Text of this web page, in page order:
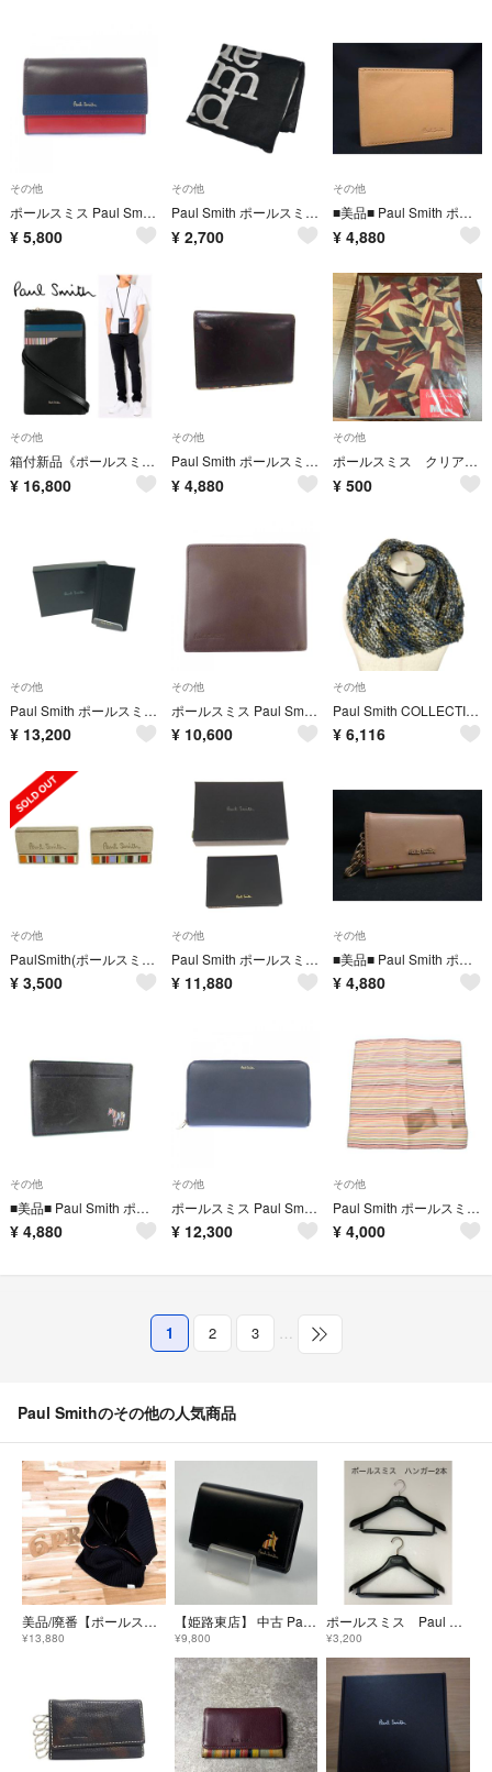
その他
ポールスミス Paul Smith CARD CASE
¥ 5,800
その他
Paul Smith ポールスミス 小物類（その他） 黒 【古着】【中古】【送料無料】
¥ 2,700
その他
■美品■ Paul Smith ポールスミス レザー カードケース カード入れ パスケース 定期入れ レディース ベージュ系 DN2768
¥ 4,880
その他
箱付新品《ポールスミス》レザーフラグメントケース スマホショルダー ユニセックス
¥ 16,800
その他
Paul Smith ポールスミス レザー カードケース パスケース カード入れ 定期入れ メンズ レディース ブラウン系 DN0415
¥ 4,880
その他
ポールスミス クリアファイル
¥ 500
その他
Paul Smith ポールスミス ユニセックス 6連 キーケース マルチストライプ M1A-1981X-BMULTS ブラック
¥ 13,200
その他
ポールスミス Paul Smith WALLET
¥ 10,600
その他
Paul Smith COLLECTION(ポールスミスコレクション) メンズ
¥ 6,116
その他
PaulSmith(ポールスミス) カフス シルバー×オレンジ×マルチ マルチストライプ
¥ 3,500
その他
Paul Smith ポールスミス カードケース M1A-4776-AMULTI ブラック
¥ 11,880
その他
■美品■ Paul Smith ポールスミス レザー フラワー 花柄 4連 キーケース 鍵入れ レディース ベージュ系 DM5270
¥ 4,880
その他
■美品■ Paul Smith ポールスミス ゼブラ レザー カードケース カード入れ パスケース 定期入れ レディース ブラック系 DM4170
¥ 4,880
その他
ポールスミス Paul Smith WALLET
¥ 12,300
その他
Paul Smith ポールスミス 小物類（その他） その他（柄物・カラフル） 【古着】【中古】【送料無料】
¥ 4,000
1 2 3 …
Paul Smithのその他の人気商品
美品/廃番【ポールスミス】ウール ニット フードウォーマー 黒ブラック×オレンジ
¥13,880
【姫路東店】 中古 Paul Smith | ポール・スミス カードケース マーケトリー ブライトストライプ ラビット 873734 P162 ブラック 【124】
¥9,800
ポールスミス Paul Smith 純正ハンガー ハンガー2本セット スーツハンガー ズボン掛付ハンガー ブランドハンガー
¥3,200